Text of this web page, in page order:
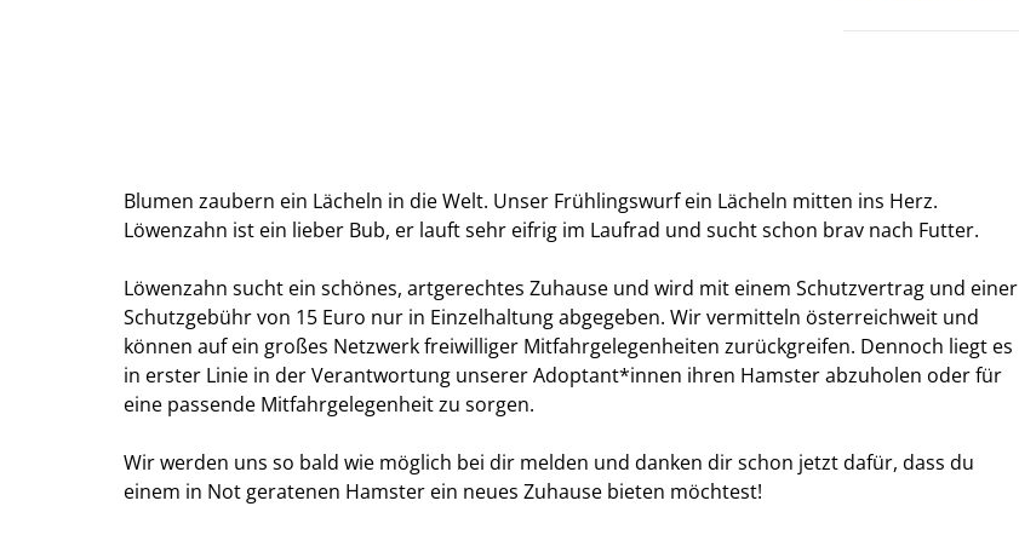
Blumen zaubern ein Lächeln in die Welt. Unser Frühlingswurf ein Lächeln mitten ins Herz.
Löwenzahn ist ein lieber Bub, er lauft sehr eifrig im Laufrad und sucht schon brav nach Futter.
Löwenzahn sucht ein schönes, artgerechtes Zuhause und wird mit einem Schutzvertrag und einer
Schutzgebühr von 15 Euro nur in Einzelhaltung abgegeben. Wir vermitteln österreichweit und
können auf ein großes Netzwerk freiwilliger Mitfahrgelegenheiten zurückgreifen. Dennoch liegt es
in erster Linie in der Verantwortung unserer Adoptant*innen ihren Hamster abzuholen oder für
eine passende Mitfahrgelegenheit zu sorgen.
Wir werden uns so bald wie möglich bei dir melden und danken dir schon jetzt dafür, dass du
einem in Not geratenen Hamster ein neues Zuhause bieten möchtest!